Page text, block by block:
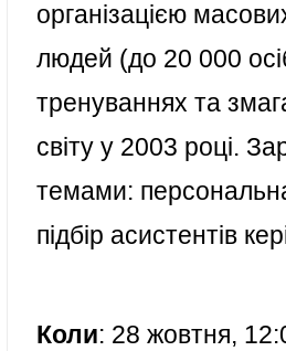
організацією
людей (до 20 000
тренуваннях та
світу у 2003 році.
темами:
підбір асистентів
Коли: 28 жовтня,